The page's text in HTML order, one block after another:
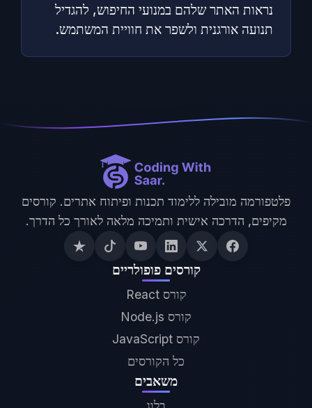
נראות האתר שלהם במנועי החיפוש, להגדיל
תנועה אורגנית ולשפר את חוויית המשתמש.
פלטפורמה מובילה ללימוד תכנות ופיתוח אתרים. קורסים
מקיפים, הדרכה אישית ותמיכה מלאה לאורך כל הדרך.
קורסים פופולריים
קורס React
קורס Node.js
קורס JavaScript
כל הקורסים
משאבים